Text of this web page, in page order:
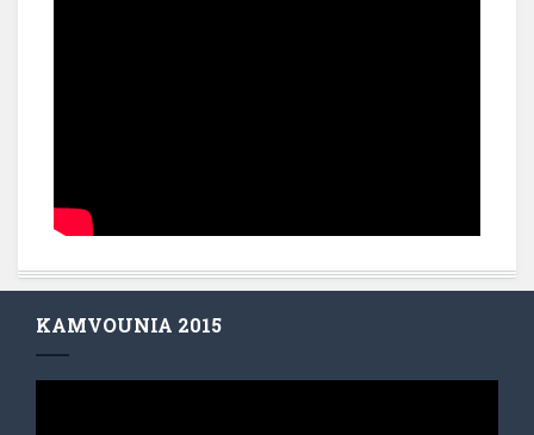
KAMVOUNIA 2015